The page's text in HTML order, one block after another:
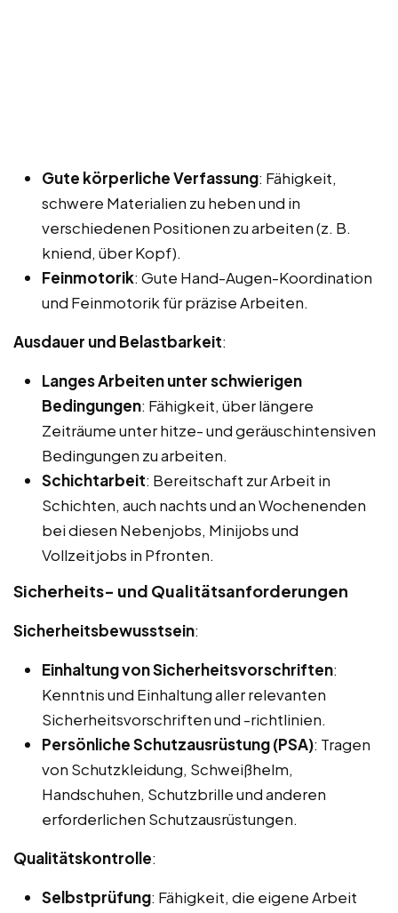
Gute körperliche Verfassung: Fähigkeit,
schwere Materialien zu heben und in
verschiedenen Positionen zu arbeiten (z. B.
kniend, über Kopf).
Feinmotorik: Gute Hand-Augen-Koordination
und Feinmotorik für präzise Arbeiten.
Ausdauer und Belastbarkeit:
Langes Arbeiten unter schwierigen
Bedingungen: Fähigkeit, über längere
Zeiträume unter hitze- und geräuschintensiven
Bedingungen zu arbeiten.
Schichtarbeit: Bereitschaft zur Arbeit in
Schichten, auch nachts und an Wochenenden
bei diesen Nebenjobs, Minijobs und
Vollzeitjobs in Pfronten.
Sicherheits- und Qualitätsanforderungen
Sicherheitsbewusstsein:
Einhaltung von Sicherheitsvorschriften:
Kenntnis und Einhaltung aller relevanten
Sicherheitsvorschriften und -richtlinien.
Persönliche Schutzausrüstung (PSA): Tragen
von Schutzkleidung, Schweißhelm,
Handschuhen, Schutzbrille und anderen
erforderlichen Schutzausrüstungen.
Qualitätskontrolle:
Selbstprüfung: Fähigkeit, die eigene Arbeit